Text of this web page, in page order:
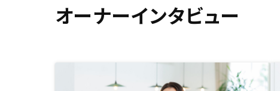
オーナーインタビュー